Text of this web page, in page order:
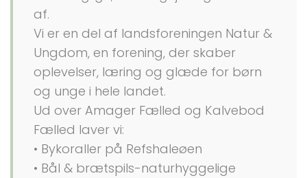
af.
Vi er en del af landsforeningen Natur &
Ungdom, en forening, der skaber
oplevelser, læring og glæde for børn
og unge i hele landet.
Ud over Amager Fælled og Kalvebod
Fælled laver vi:
• Bykoraller på Refshaleøen
• Bål & brætspils-naturhyggelige